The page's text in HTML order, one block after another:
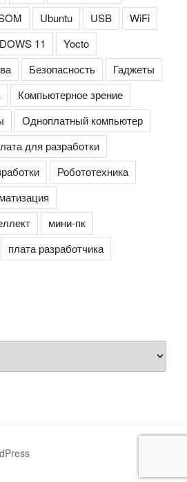
Ubuntu USB
WiFi
11
Yocto
Безопасность
Гаджеты
Компьютерное зрение
Одноплатный компьютер
для разработки
Робототехника
мини-пк
плата разработчика